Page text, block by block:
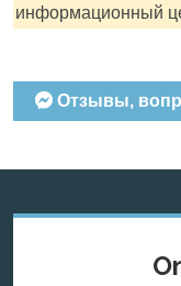
информационный
Отзывы,